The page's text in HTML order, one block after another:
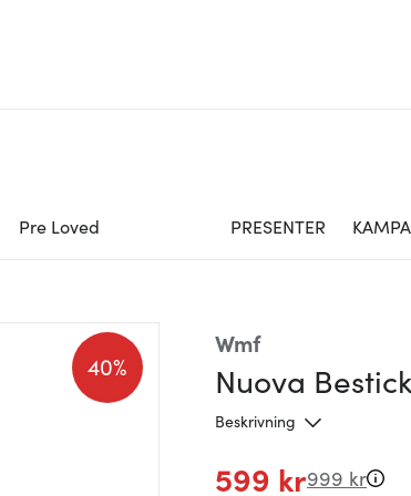
Pre Loved PRESENTER
Wmf
Nuova
Beskrivning
40%
599 kr999 kr